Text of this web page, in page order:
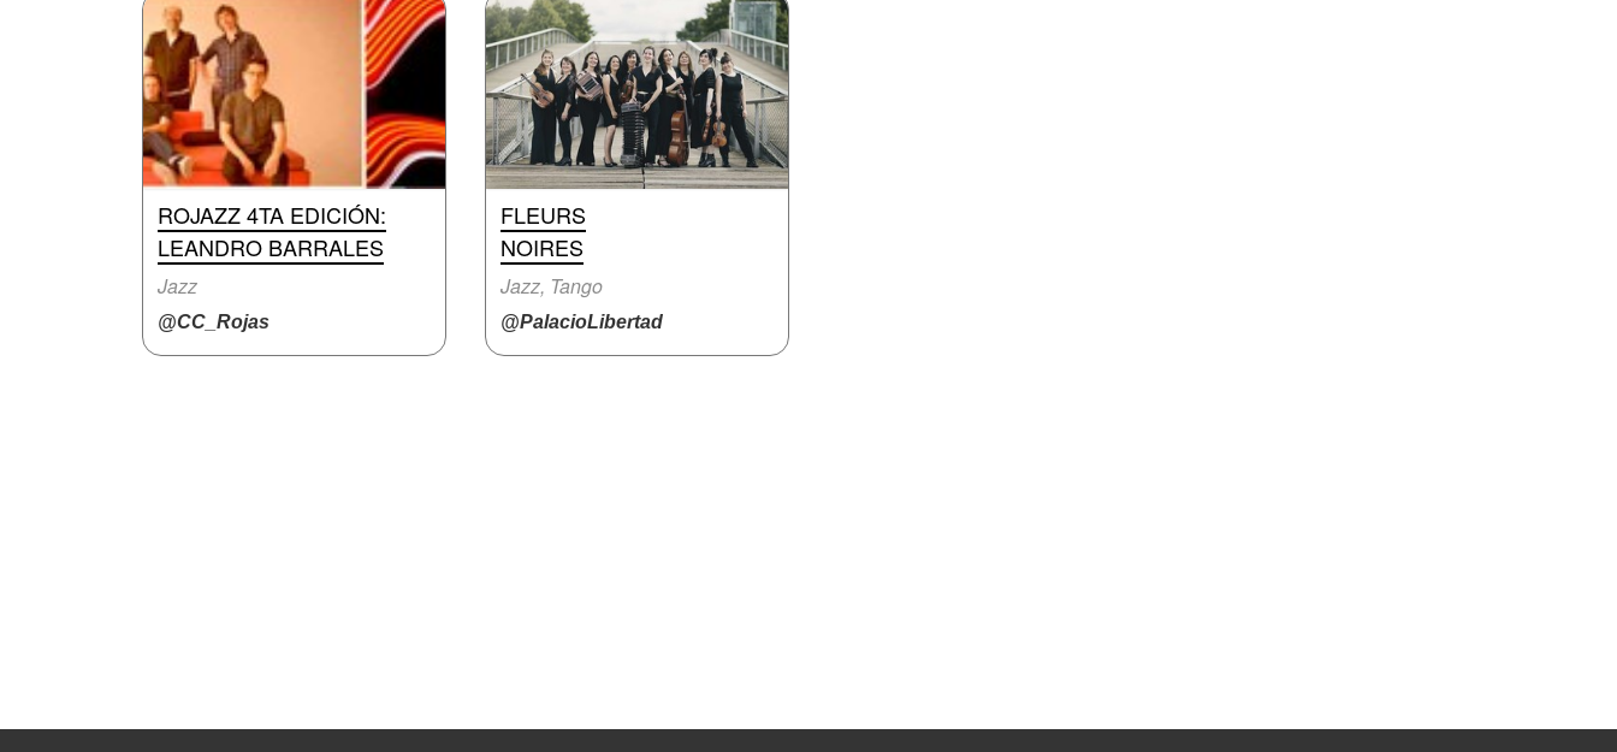
ROJAZZ 4TA EDICIÓN:
LEANDRO BARRALES
Jazz
@CC_Rojas
FLEURS
NOIRES
Jazz, Tango
@PalacioLibertad